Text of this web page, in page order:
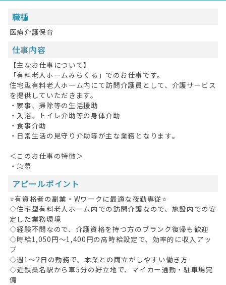
職種
医療介護保育
仕事内容
【主なお仕事について】
「有料老人ホームみらくる」でのお仕事です。
住宅型有料老人ホーム内にて訪問介護員として、介護サービス
を提供していただきます。
・家事、掃除等の生活援助
・入浴、トイレ介助等の身体介助
・食事介助
・日常生活の見守り介助等が主な業務となります。
＜このお仕事の特徴＞
・急募
アピールポイント
⭐有資格者の副業・Wワークに最適な夜勤専従⭐
◇住宅型有料老人ホーム内での訪問介護なので、施設内での安
定した業務環境
◇経験不問なので、介護資格を持つ方のブランク復帰も歓迎
◇時給1,050円～1,400円の高時給設定で、効率的に収入アッ
プ
◇週1～2日の勤務で、本業との両立がしやすい働き方
◇近鉄桑名駅から車5分の好立地で、マイカー通勤・駐車場完
備